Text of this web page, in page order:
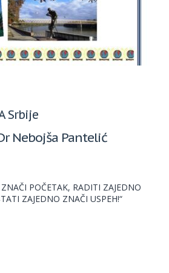
Srbije
Nebojša Pantelić
POČETAK, RADITI ZAJEDNO
ZAJEDNO ZNAČI USPEH!“